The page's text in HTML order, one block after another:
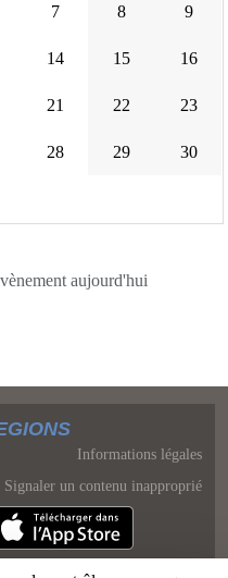
7 8 9
14 15 16
21 22 23
28 29 30
aujourd'hui
Informations légales
Signaler un contenu inapproprié